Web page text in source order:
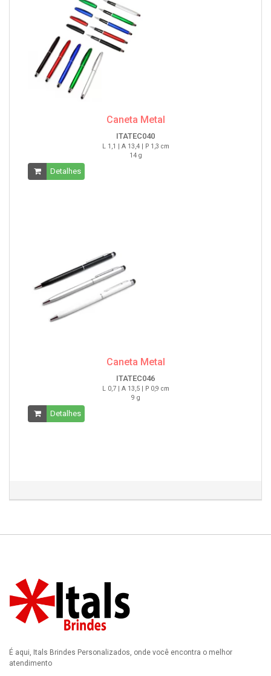
Caneta Metal
ITATEC040
L 1,1 | A 13,4 | P 1,3 cm
14 g
Detalhes
Caneta Metal
ITATEC046
L 0,7 | A 13,5 | P 0,9 cm
9 g
Detalhes
É aqui, Itals Brindes Personalizados, onde você encontra o melhor
atendimento